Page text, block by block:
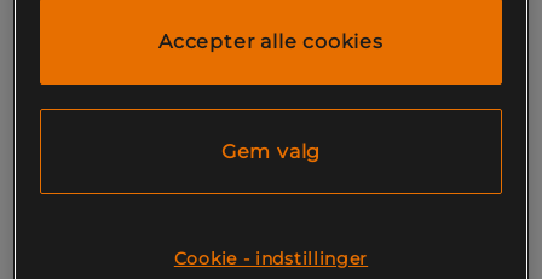
Køb
Accepter alle cookies
Gem valg
Cookie - indstillinger